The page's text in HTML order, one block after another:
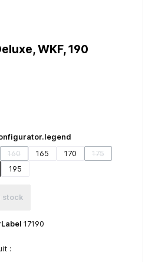
WKF, 190
160
(detail.unavailableTooltip)
165 170 175
195
stock
17190
: